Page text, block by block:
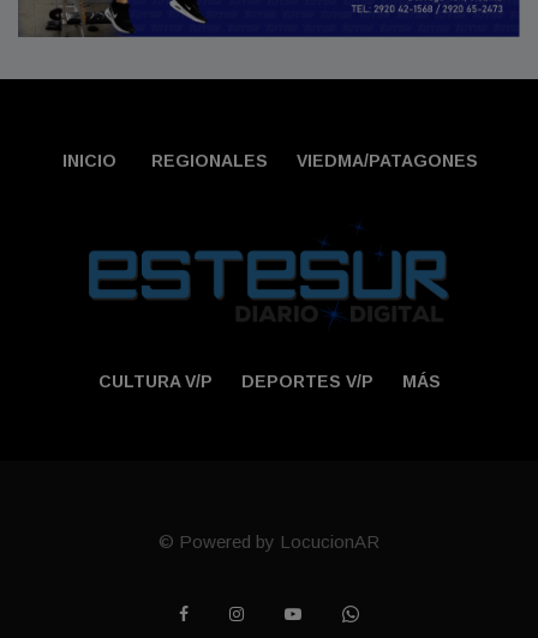
INICIO REGIONALES VIEDMA/PATAGONES
CULTURA V/P DEPORTES V/P MÁS
© Powered by LocucionAR